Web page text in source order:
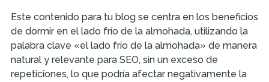
Este contenido para tu blog se centra en los beneficios
de dormir en el lado frío de la almohada, utilizando la
palabra clave «el lado frío de la almohada» de manera
natural y relevante para SEO, sin un exceso de
repeticiones, lo que podría afectar negativamente la